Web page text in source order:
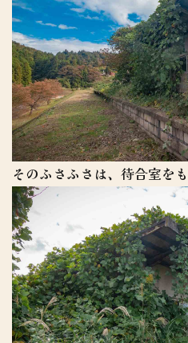
そのふさふさは、待合室を